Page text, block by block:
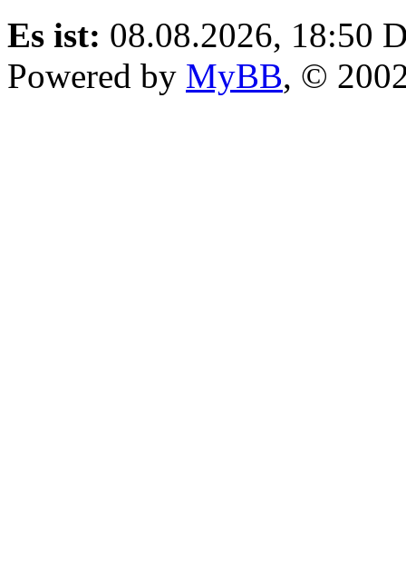
Es ist: 08.08.2026, 18:50
Powered by MyBB, ©